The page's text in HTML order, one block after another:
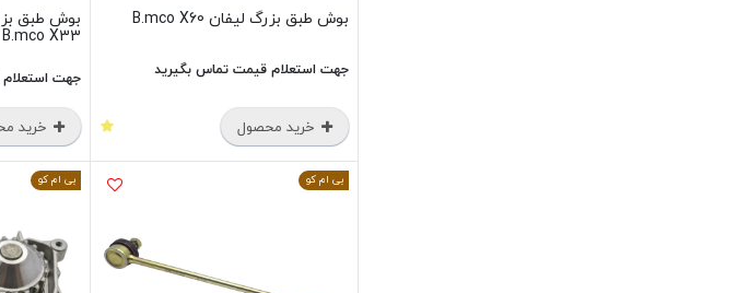
بوش طبق بزرگ لیفان B.mco X60
جهت استعلام قیمت تماس بگیرید
خرید محصول
B.mco X33
جهت
خرید
بی ام کو بی ام کو